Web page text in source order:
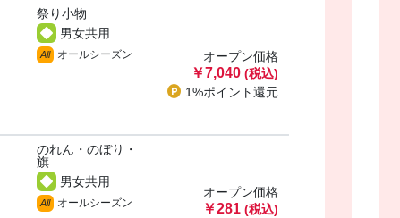
祭り小物
男女共用
All オールシーズン オープン価格
￥7,040 (税込)
1%ポイント還元
のれん・のぼり・
旗
男女共用
All オールシーズン
オープン価格
￥281 (税込)